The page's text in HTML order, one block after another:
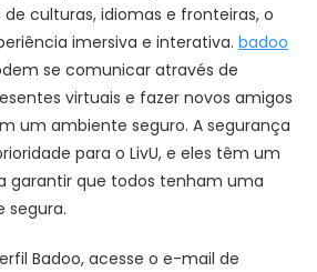
culturas, idiomas e fronteiras, o
imersiva e interativa. badoo
se comunicar através de
virtuais e fazer novos amigos
um ambiente seguro. A segurança
para o LivU, e eles têm um
garantir que todos tenham uma
segura.
Badoo, acesse o e-mail de